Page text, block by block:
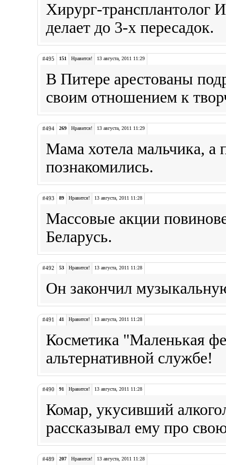
Хирург-трансплантолог
делает до 3-х пересадок.
#495 151 Нравится! 13 августа, 2011 11:29
В Питере арестованы
своим отношением к
#494 269 Нравится! 13 августа, 2011 11:29
Мама хотела мальчика, а
познакомились.
#493 89 Нравится! 13 августа, 2011 11:28
Массовые акции
Беларусь.
#492 53 Нравится! 13 августа, 2011 11:28
Он закончил
#491 41 Нравится! 13 августа, 2011 11:28
Косметика "Маленькая
альтернативной службе!
#490 91 Нравится! 13 августа, 2011 11:28
Комар, укусивший
рассказывал ему про
#489 207 Нравится! 13 августа, 2011 11:28